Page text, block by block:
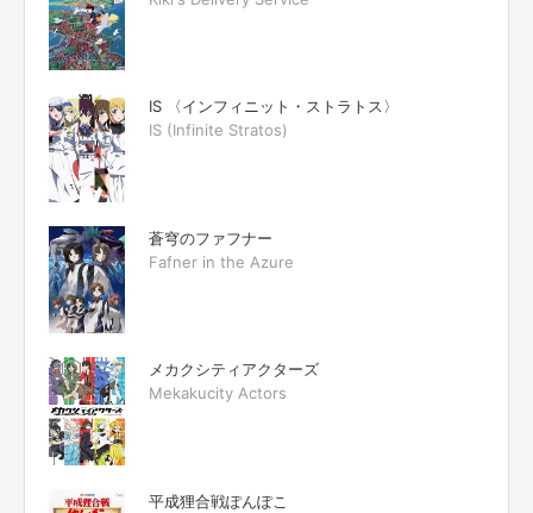
IS 〈インフィニット・ストラトス〉
IS (Infinite Stratos)
蒼穹のファフナー
Fafner in the Azure
メカクシティアクターズ
Mekakucity Actors
平成狸合戦ぽんぽこ